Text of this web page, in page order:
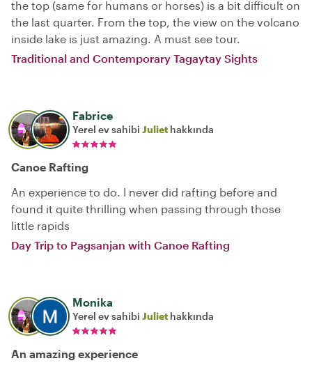
the top (same for humans or horses) is a bit difficult on
the last quarter. From the top, the view on the volcano
inside lake is just amazing. A must see tour.
Traditional and Contemporary Tagaytay Sights
Fabrice
Yerel ev sahibi Juliet hakkında
Canoe Rafting
An experience to do. I never did rafting before and
found it quite thrilling when passing through those
little rapids
Day Trip to Pagsanjan with Canoe Rafting
Monika
Yerel ev sahibi Juliet hakkında
An amazing experience